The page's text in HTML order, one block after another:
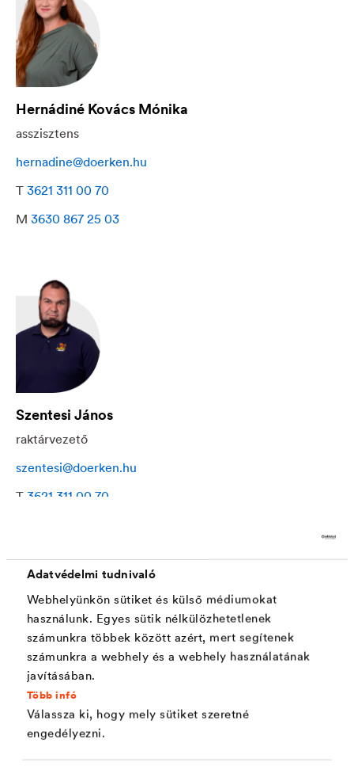
Adatvédelmi tudnivaló
Webhelyünkön sütiket és külső médiumokat
használunk. Egyes sütik nélkülözhetetlenek
számunkra többek között azért, mert segítenek
számunkra a webhely és a webhely használatának
javításában.
Több infó
Válassza ki, hogy mely sütiket szeretné
engedélyezni.
Hernádiné Kovács Mónika
asszisztens
hernadine@doerken.hu
T 3621 311 00 70
M 3630 867 25 03
Szentesi János
raktárvezető
szentesi@doerken.hu
T 3621 311 00 70
Szaktanácsadóink